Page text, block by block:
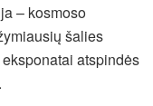
– kosmoso
šalies
atspindės